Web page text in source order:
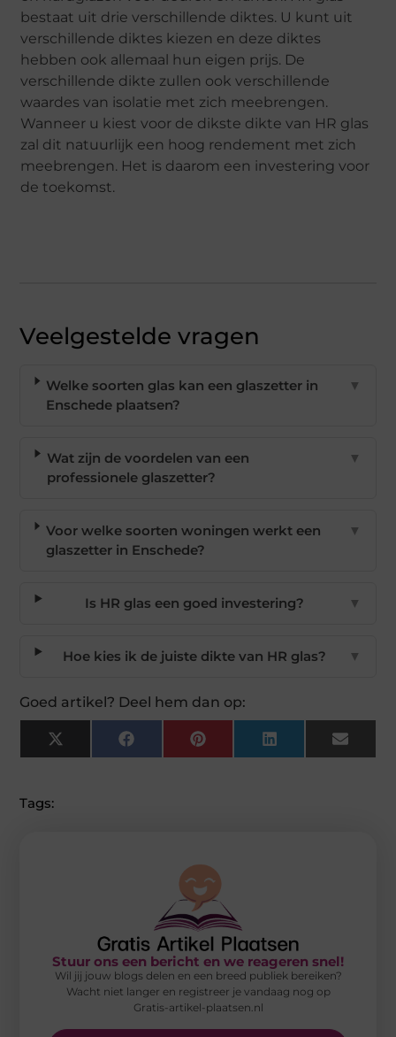
bestaat uit drie verschillende diktes. U kunt uit
verschillende diktes kiezen en deze diktes
hebben ook allemaal hun eigen prijs. De
verschillende dikte zullen ook verschillende
waardes van isolatie met zich meebrengen.
Wanneer u kiest voor de dikste dikte van HR glas
zal dit natuurlijk een hoog rendement met zich
meebrengen. Het is daarom een investering voor
de toekomst.
Veelgestelde vragen
Welke soorten glas kan een glaszetter in
Enschede plaatsen?
▼
Wat zijn de voordelen van een
professionele glaszetter?
▼
Voor welke soorten woningen werkt een
glaszetter in Enschede?
▼
Is HR glas een goed investering? ▼
Hoe kies ik de juiste dikte van HR glas? ▼
Goed artikel? Deel hem dan op:
X
(Twitter)
FacebookPinterest LinkedIn Email
Tags:
Stuur ons een bericht en we reageren snel!
Wil jij jouw blogs delen en een breed publiek bereiken?
Wacht niet langer en registreer je vandaag nog op
Gratis-artikel-plaatsen.nl